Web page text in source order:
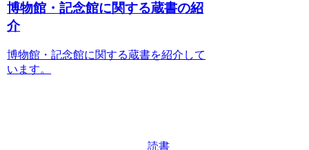
博物館・記念館に関する蔵書の紹
介
博物館・記念館に関する蔵書を紹介して
います。
読書